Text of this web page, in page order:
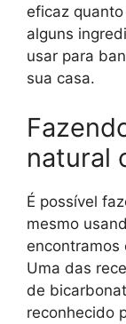
eficaz
alguns
usar para
sua casa.
natural
É possível
mesmo
encontramos
Uma das
de
reconhecido